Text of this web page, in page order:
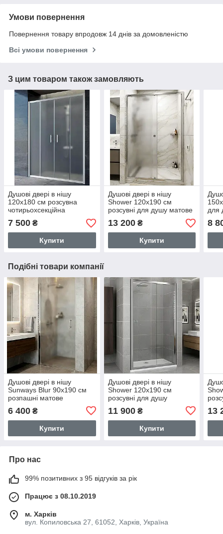
Умови повернення
Повернення товару впродовж 14 днів за домовленістю
Всі умови повернення
З цим товаром також замовляють
Душові двері в нішу
120х180 см розсувна
чотирьохсекційна
загартоване матове скло 5
мм
7 500 ₴
Купити
Душові двері в нішу
Shower 120x190 см
розсувні для душу матове
загартоване скло 6 мм
13 200₴
Купити
для
8
Подібні товари компанії
Душові двері в нішу
Sunways Blur 90x190 см
розпашні матове
6 400 ₴
Купити
Душові двері в нішу
Shower 120x190 см
розсувні для душу
прозоре загартоване скло
6 мм
11 900₴
Купити
13
Про нас
99% позитивних з 95 відгуків за рік
Працює з 08.10.2019
м. Харків
вул. Копиловська 27, 61052, Харків, Україна